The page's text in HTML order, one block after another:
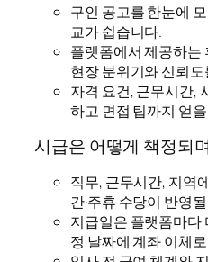
구인 공고를 한눈에
교가 쉽습니다.
플랫폼에서 제공하는
현장 분위기와 신뢰
자격 요건, 근무시간,
하고 면접 팁까지 얻
시급은 어떻게 책정되
직무, 근무시간, 지역
간·주휴 수당이 반영
지급일은 플랫폼마다
정 날짜에 계좌 이체